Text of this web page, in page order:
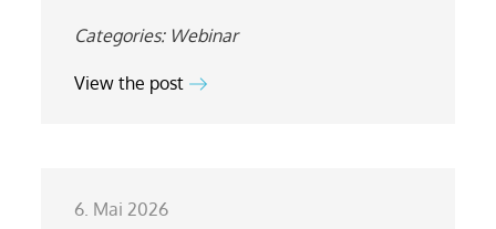
Categories: Webinar
View the post
6. Mai 2026